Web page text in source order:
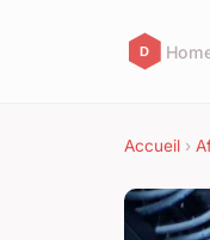
Accueil ›